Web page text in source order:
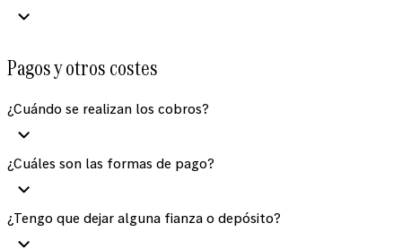
Pagos y otros costes
¿Cuándo se realizan los cobros?
¿Cuáles son las formas de pago?
¿Tengo que dejar alguna fianza o depósito?